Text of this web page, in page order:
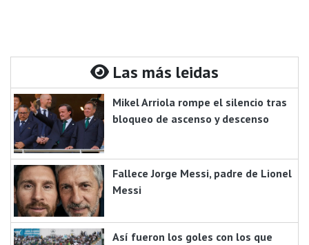
Las más leidas
Mikel Arriola rompe el silencio tras
bloqueo de ascenso y descenso
Fallece Jorge Messi, padre de Lionel
Messi
Así fueron los goles con los que